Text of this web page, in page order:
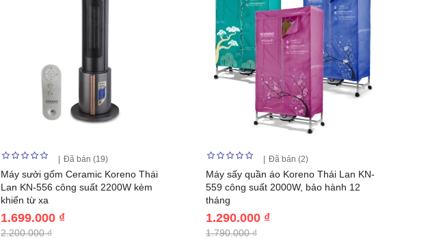
Đã bán (19)
Máy sưởi gốm Ceramic Koreno Thái
Lan KN-556 công suất 2200W kèm
khiển từ xa
1.699.000 ₫
2.200.000 ₫
Đã bán (2)
Máy sấy quần áo Koreno Thái Lan KN-
559 công suất 2000W, bảo hành 12
tháng
1.290.000 ₫
1.790.000 ₫